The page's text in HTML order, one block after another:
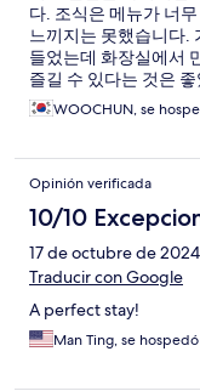
다. 조식은 메뉴가 너
느끼지는 못했습니다.
들었는데 화장실에서
즐길 수 있다는 것은
이 더 나을 수 있겠다
지 주변에 일본 식당이
WOOCHUN, se
Opinión verificada
10/10
17 de octubre de 2024
Traducir con Google
A perfect stay!
Man Ting, se